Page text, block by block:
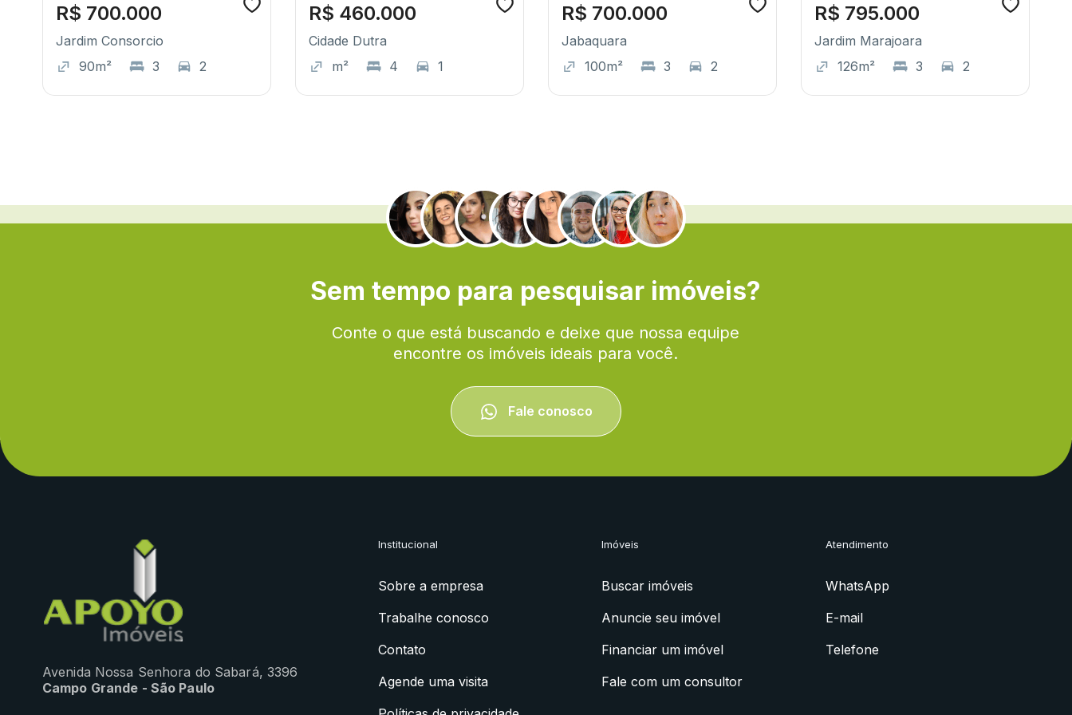
R$ 700.000
Jardim Consorcio
90m²
3 2
R$ 460.000
Cidade Dutra
m²
4 1
R$ 700.000
Jabaquara
100m²
3 2
R$ 795.000
Jardim Marajoara
126m²
3 2
.
Sem tempo para pesquisar imóveis?
Conte o que está buscando e deixe que nossa equipe
encontre os imóveis ideais para você.
Fale conosco
Avenida Nossa Senhora do Sabará, 3396
Campo Grande - São Paulo
Institucional
Sobre a empresa
Trabalhe conosco
Contato
Agende uma visita
Imóveis
Buscar imóveis
Anuncie seu imóvel
Financiar um imóvel
Fale com um consultor
Atendimento
WhatsApp
E-mail
Telefone